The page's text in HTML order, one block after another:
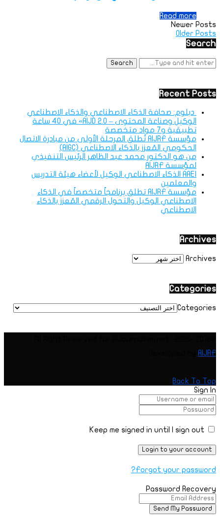
Read more
Newer Posts
Older Posts
Search
Recent Posts
دبلوم: صحافة الذكاء الاصطناعي والذكاء الاصطناعي
الوكيل وصناعة المحتوى – AIJD 2.0» في 40 ساعة
تطبيقية و7 مواد متخصصة
مؤسسة AIJRF تُطلق المرحلة الأولى من مبادرة الاتصال
الحكومي المُعزز بالذكاء الاصطناعي (AIGC)
من هو الدكتور محمد عبد الظاهر الرئيس التنفيذي
لمؤسسة AIJRF
AAEI الذكاء الاصطناعي الوكيل لأعضاء هيئة التدريس
والمعلمين
مؤسسة AIJRF تطلق برنامجاً متخصصاً في الذكاء
الاصطناعي الوكيل والتحول الرقمي المُعزز بالذكاء
الاصطناعي
Archives
Archives
Categories
Categories
AIJRF
Back To Top
Sign In
Forgot your password?
Password Recovery